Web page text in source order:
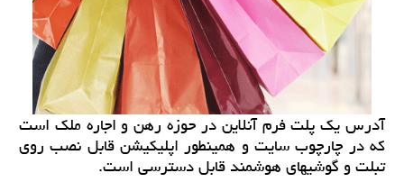
آدرس یك پلت فرم آنلاین در حوزه رهن و اجاره ملك است
كه در چارچوب سایت و همینطور اپلیكیشن قابل نصب روی
تبلت و گوشیهای هوشمند قابل دسترسی است.